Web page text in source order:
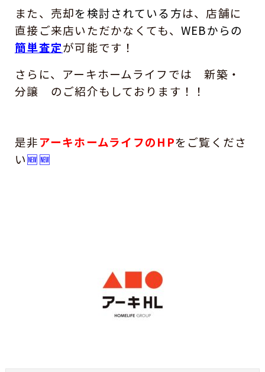
また、売却を検討されている方は、 店舗に
直接ご来店いただかなくても、 WEBからの
簡単査定が可能です！
さらに、アーキホームライフでは 新築・
分譲 のご紹介もしております！！
是非アーキホームライフのHPをご覧くださ
い🆕🆕